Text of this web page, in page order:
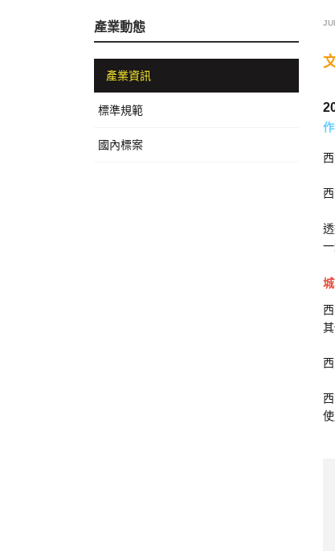
產業動態
產業資訊
標準規範
國內標案